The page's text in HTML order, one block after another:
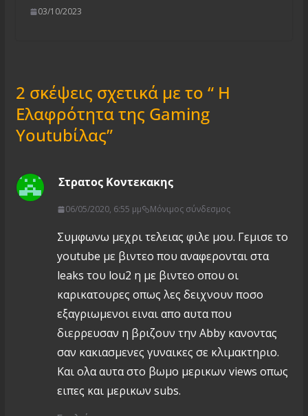
03/10/2023
2 σκέψεις σχετικά με το “Η
Ελαφρότητα της Gaming
Youtubίλας”
Στρατος Κοντεκακης
06/05/2020, 6:55 μμ Μόνιμος σύνδεσμος
Συμφωνω μεχρι τελειας φιλε μου. Γεμισε το
youtube με βιντεο που αναφερονται στα
leaks του lou2 η με βιντεο οπου οι
καρικατουρες οπως λες δειχνουν ποσο
εξαγριωμενοι ειναι απο αυτα που
διερρευσαν η βριζουν την Abby κανοντας
σαν κακιασμενες γυναικες σε κλιμακτηριο.
Και ολα αυτα στο βωμο μερικων views οπως
ειπες και μερικων subs.